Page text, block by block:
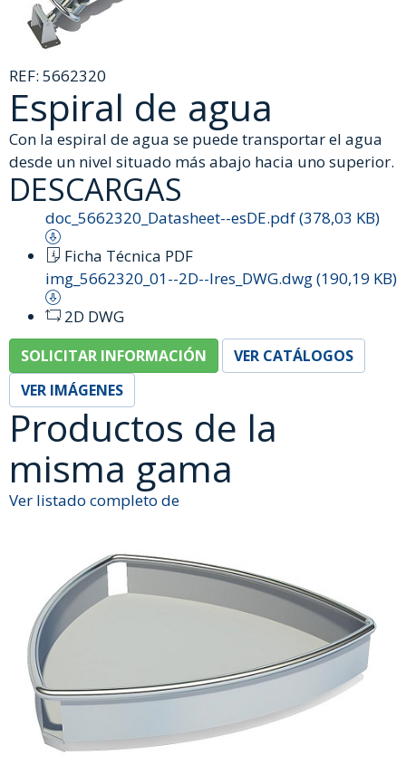
REF: 5662320
Espiral de agua
Con la espiral de agua se puede transportar el agua
desde un nivel situado más abajo hacia uno superior.
DESCARGAS
doc_5662320_Datasheet--esDE.pdf (378,03 KB)
Ficha Técnica PDF
img_5662320_01--2D--lres_DWG.dwg (190,19 KB)
2D DWG
SOLICITAR INFORMACIÓN
VER CATÁLOGOS
VER IMÁGENES
Productos de la
misma gama
Ver listado completo de